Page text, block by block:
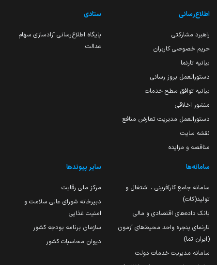
اطلاع‌رسانی
راهبرد مشارکتی
حریم خصوصی کاربران
بیانیه تارنما
دستورالعمل بروز رسانی
بیانیه توافق سطح خدمات
منشور اخلاقی
دستورالعمل مدیریت تعارض منافع
نقشه سایت
مناقصه و مزایده
ستادی
پایگاه اطلاع‌رسانی آزادسازی سهام
عدالت
سامانه‌ها
سامانه جامع کارآفرینی ، اشتغال و
تولید(کات)
بانک داده‌های اقتصادی و مالی
تارنمای پنجره واحد محیط‌های آزمون
(ایران تما)
سامانه مدیریت خدمات دولت
سایر پیوندها
مرکز ملی رقابت
دبیرخانه شورای عالی سلامت و
امنیت غذایی
سازمان برنامه بودجه کشور
دیوان محاسبات کشور